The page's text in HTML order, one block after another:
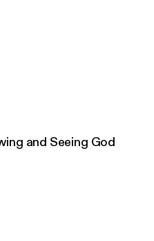
yours in abundance!
and Seeing God